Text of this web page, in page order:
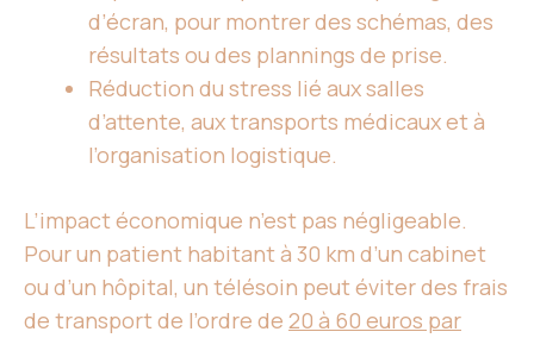
d’écran, pour montrer des schémas, des
résultats ou des plannings de prise.
Réduction du stress lié aux salles
d’attente, aux transports médicaux et à
l’organisation logistique.
L’impact économique n’est pas négligeable.
Pour un patient habitant à 30 km d’un cabinet
ou d’un hôpital, un télésoin peut éviter des frais
de transport de l’ordre de 20 à 60 euros par